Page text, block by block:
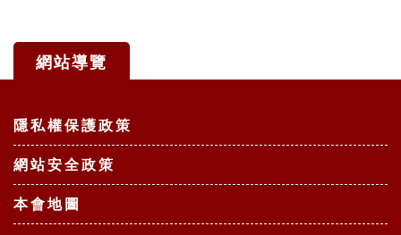
網站導覽
隱私權保護政策
網站安全政策
本會地圖